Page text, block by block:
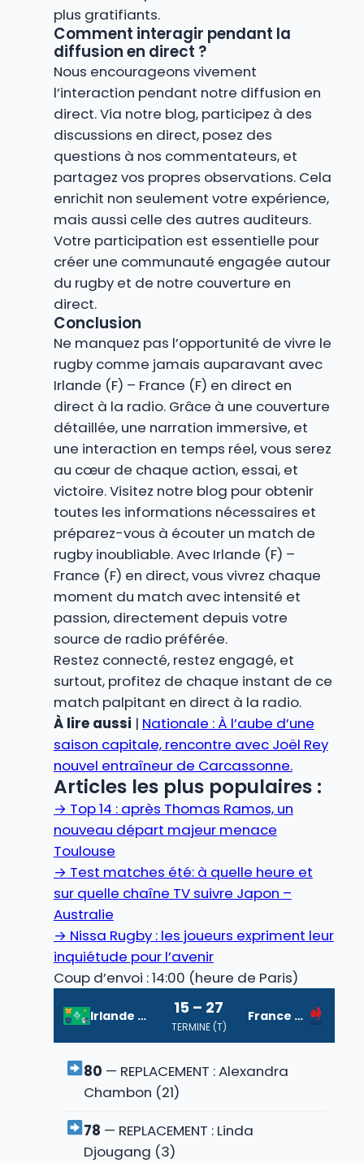
plus gratifiants.
Comment interagir pendant la
diffusion en direct ?
Nous encourageons vivement
l’interaction pendant notre diffusion en
direct. Via notre blog, participez à des
discussions en direct, posez des
questions à nos commentateurs, et
partagez vos propres observations. Cela
enrichit non seulement votre expérience,
mais aussi celle des autres auditeurs.
Votre participation est essentielle pour
créer une communauté engagée autour
du rugby et de notre couverture en
direct.
Conclusion
Ne manquez pas l’opportunité de vivre le
rugby comme jamais auparavant avec
Irlande (F) – France (F) en direct en
direct à la radio. Grâce à une couverture
détaillée, une narration immersive, et
une interaction en temps réel, vous serez
au cœur de chaque action, essai, et
victoire. Visitez notre blog pour obtenir
toutes les informations nécessaires et
préparez-vous à écouter un match de
rugby inoubliable. Avec Irlande (F) –
France (F) en direct, vous vivrez chaque
moment du match avec intensité et
passion, directement depuis votre
source de radio préférée.
Restez connecté, restez engagé, et
surtout, profitez de chaque instant de ce
match palpitant en direct à la radio.
À lire aussi | Nationale : À l’aube d’une
saison capitale, rencontre avec Joël Rey
nouvel entraîneur de Carcassonne.
Articles les plus populaires :
→ Top 14 : après Thomas Ramos, un
nouveau départ majeur menace
Toulouse
→ Test matches été: à quelle heure et
sur quelle chaîne TV suivre Japon –
Australie
→ Nissa Rugby : les joueurs expriment leur
inquiétude pour l’avenir
Coup d’envoi : 14:00 (heure de Paris)
Irlande (F) 15 – 27
TERMINE (T)
France (F)
80 — REPLACEMENT : Alexandra
Chambon (21)
78 — REPLACEMENT : Linda
Djougang (3)